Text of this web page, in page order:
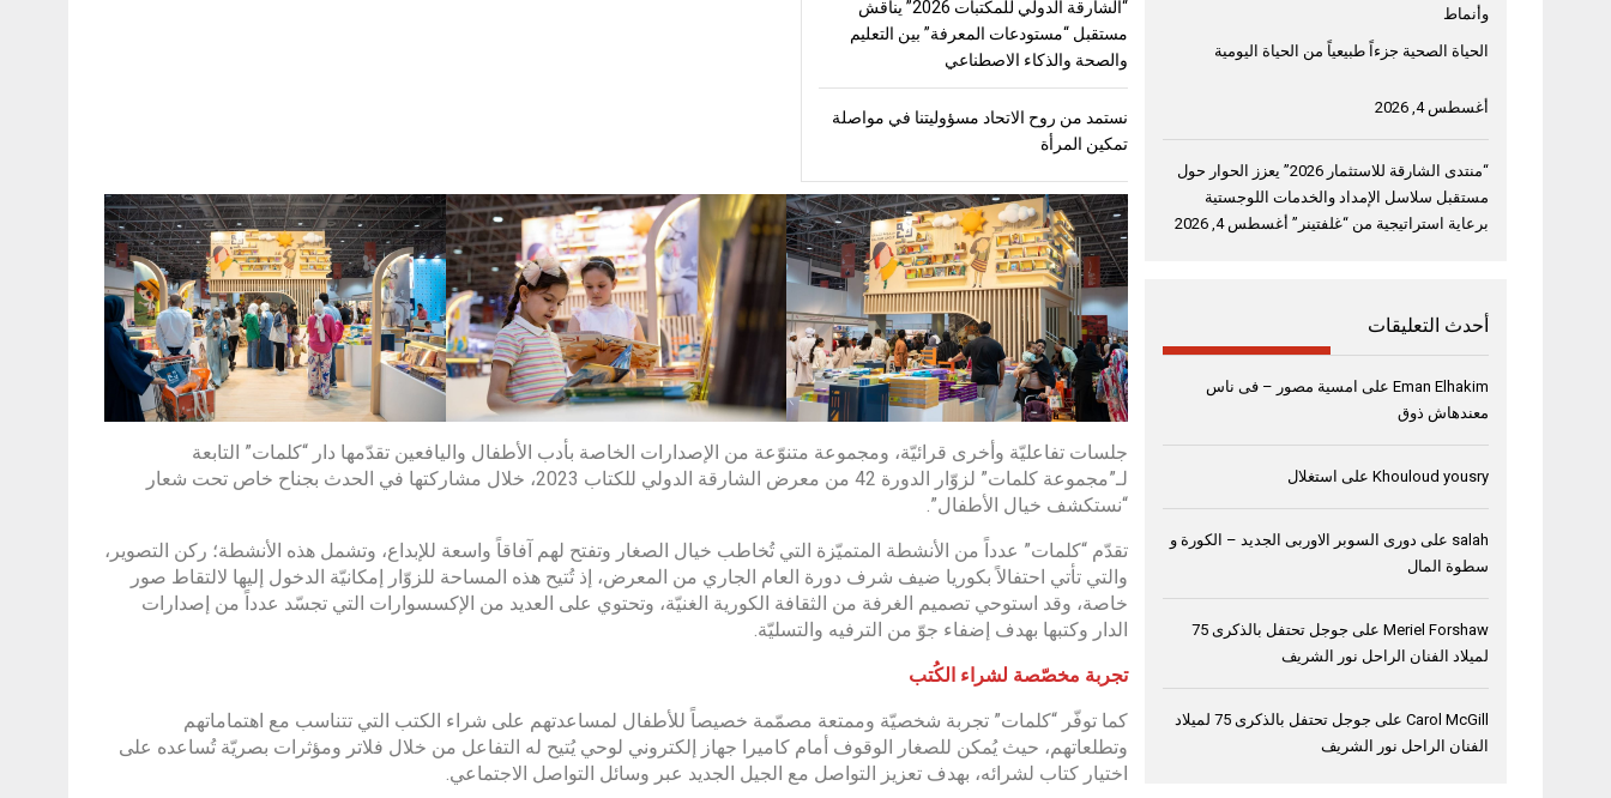
“الشارقة الدولي للمكتبات 2026” يناقش
مستقبل “مستودعات المعرفة” بين التعليم
والصحة والذكاء الاصطناعي
نستمد من روح الاتحاد مسؤوليتنا في مواصلة
تمكين المرأة
جلسات تفاعليّة وأخرى قرائيّة، ومجموعة متنوّعة من الإصدارات الخاصة بأدب الأطفال واليافعين تقدّمها دار “كلمات” التابعة
لـ”مجموعة كلمات” لزوّار الدورة 42 من معرض الشارقة الدولي للكتاب 2023، خلال مشاركتها في الحدث بجناح خاص تحت شعار
“نستكشف خيال الأطفال”.
تقدّم “كلمات” عدداً من الأنشطة المتميّزة التي تُخاطب خيال الصغار وتفتح لهم آفاقاً واسعة للإبداع، وتشمل هذه الأنشطة؛ ركن التصوير،
والتي تأتي احتفالاً بكوريا ضيف شرف دورة العام الجاري من المعرض، إذ تُتيح هذه المساحة للزوّار إمكانيّة الدخول إليها لالتقاط صور
خاصة، وقد استوحي تصميم الغرفة من الثقافة الكورية الغنيّة، وتحتوي على العديد من الإكسسوارات التي تجسّد عدداً من إصدارات
الدار وكتبها بهدف إضفاء جوّ من الترفيه والتسليّة.
تجربة مخصّصة لشراء الكُتب
كما توفّر “كلمات” تجربة شخصيّة وممتعة مصمّمة خصيصاً للأطفال لمساعدتهم على شراء الكتب التي تتناسب مع اهتماماتهم
وتطلعاتهم، حيث يُمكن للصغار الوقوف أمام كاميرا جهاز إلكتروني لوحي يُتيح له التفاعل من خلال فلاتر ومؤثرات بصريّة تُساعده على
اختيار كتاب لشرائه، بهدف تعزيز التواصل مع الجيل الجديد عبر وسائل التواصل الاجتماعي.
وأنماط
الحياة الصحية جزءاً طبيعياً من الحياة اليومية
أغسطس 4, 2026
“منتدى الشارقة للاستثمار 2026” يعزز الحوار حول
مستقبل سلاسل الإمداد والخدمات اللوجستية
برعاية استراتيجية من “غلفتينر” أغسطس 4, 2026
أحدث التعليقات
Eman Elhakim على امسية مصور – فى ناس
معندهاش ذوق
Khouloud yousry على استغلال
salah على دورى السوبر الاوربى الجديد – الكورة و
سطوة المال
Meriel Forshaw على
جوجل تحتفل بالذكرى 75
لميلاد الفنان الراحل نور الشريف
Carol McGill على
جوجل تحتفل بالذكرى 75 لميلاد
الفنان الراحل نور الشريف